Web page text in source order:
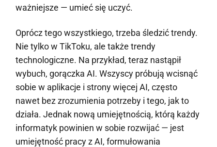
ważniejsze — umieć się uczyć.
Oprócz tego wszystkiego, trzeba śledzić trendy.
Nie tylko w TikToku, ale także trendy
technologiczne. Na przykład, teraz nastąpił
wybuch, gorączka AI. Wszyscy próbują wcisnąć
sobie w aplikacje i strony więcej AI, często
nawet bez zrozumienia potrzeby i tego, jak to
działa. Jednak nową umiejętnością, którą każdy
informatyk powinien w sobie rozwijać — jest
umiejętność pracy z AI, formułowania